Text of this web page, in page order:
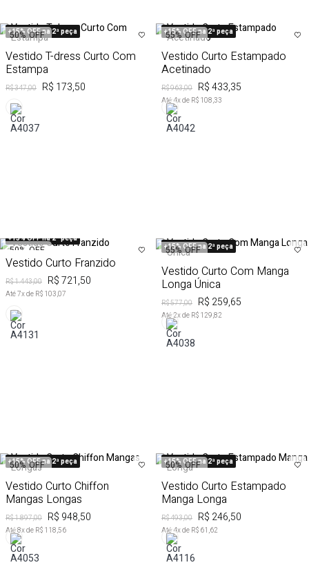
+15% OFF na 2ª peça
50% OFF
Vestido T-dress Curto Com
Estampa
R$ 347,00 R$ 173,50
+15% OFF na 2ª peça
55% OFF
Vestido Curto Estampado
Acetinado
R$ 963,00 R$ 433,35
Até4x de R$ 108,33
+15% OFF na 2ª peça
50% OFF
Vestido Curto Franzido
R$ 1.443,00 R$ 721,50
Até7x de R$ 103,07
+15% OFF na 2ª peça
55% OFF
Vestido Curto Com Manga
Longa Única
R$ 577,00 R$ 259,65
Até 2x de R$ 129,82
+15% OFF na 2ª peça
50% OFF
Vestido Curto Chiffon
Mangas Longas
R$ 1.897,00 R$ 948,50
Até8x de R$ 118,56
+15% OFF na 2ª peça
50% OFF
Vestido Curto Estampado
Manga Longa
R$ 493,00 R$ 246,50
Até4x de R$ 61,62